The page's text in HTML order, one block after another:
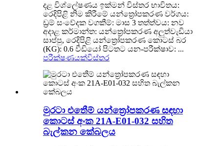
දළ විශ්ලේෂණය ඉක්මන් විස්තර භාවිතය:
රෙදිපිළි නිම කිරීමේ යන්ත්‍රෝපකරණ වර්ගය:
ඩ්‍රම් සංවේදක වගකීම්: මාස 3 තත්ත්වය: නව
අදාළ කර්මාන්ත: යන්ත්‍රෝපකරණ අලුත්වැඩියා
සාප්පු, රෙදිපිළි යන්ත්‍රෝපකරණ කොටස් බර
(KG): 0.6 වීඩියෝ පිටතට යන-පරීක්ෂාව: ...
පරීක්ෂණයක්විස්තර
මුරටා එතීෙම් යන්ත්‍රෝපකරණ සඳහා
කොටස් අංක 21A-E01-032 සහිත
බැල්කන කේබලය